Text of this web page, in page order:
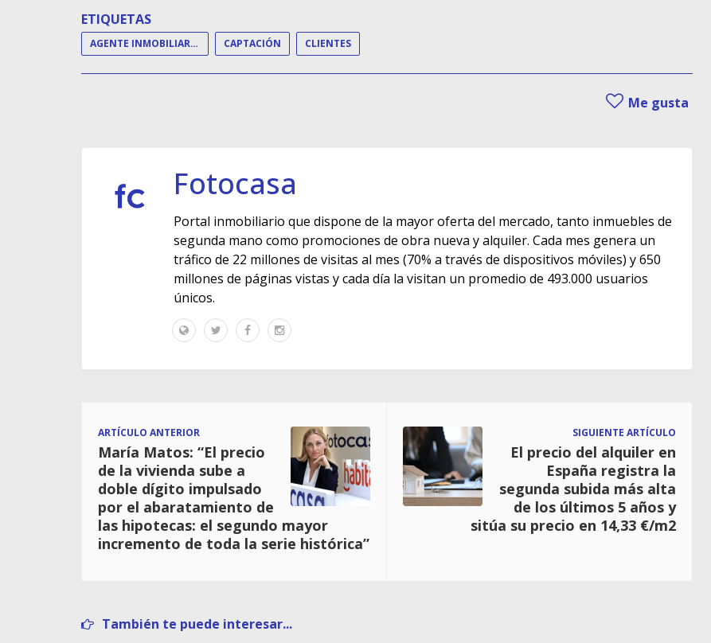
ETIQUETAS
AGENTE INMOBILIARIO CAPTACIÓN CLIENTES
Me gusta
Fotocasa
Portal inmobiliario que dispone de la mayor oferta del mercado, tanto inmuebles de
segunda mano como promociones de obra nueva y alquiler. Cada mes genera un
tráfico de 22 millones de visitas al mes (70% a través de dispositivos móviles) y 650
millones de páginas vistas y cada día la visitan un promedio de 493.000 usuarios
únicos.
ARTÍCULO ANTERIOR
María Matos: “El precio
de la vivienda sube a
doble dígito impulsado
por el abaratamiento de
las hipotecas: el segundo mayor
incremento de toda la serie histórica”
SIGUIENTE ARTÍCULO
El precio del alquiler en
España registra la
segunda subida más alta
de los últimos 5 años y
sitúa su precio en 14,33 €/m2
También te puede interesar...